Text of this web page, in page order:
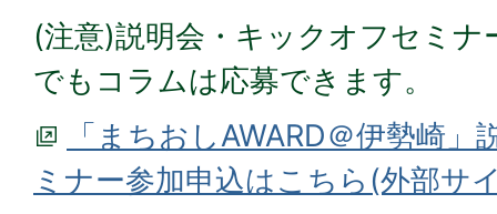
(注意)説明会・キックオフセミ
でもコラムは応募できます。
「まちおしAWARD＠伊勢崎
ミナー参加申込はこちら(外部サ